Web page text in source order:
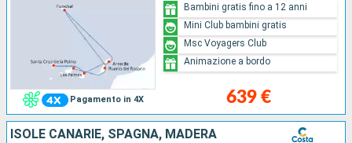
Pagamento in 4X 639 €
Bambini gratis fino a 12 anni
Mini Club bambini gratis
Msc Voyagers Club
Animazione a bordo
ISOLE CANARIE, SPAGNA, MADERA